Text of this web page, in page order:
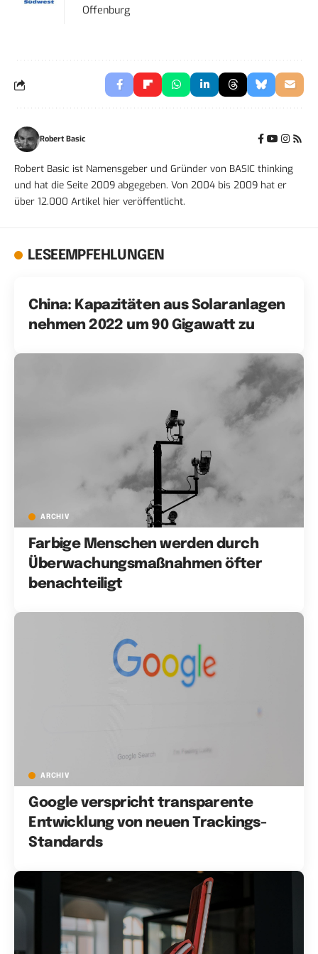
Offenburg
Robert Basic
Robert Basic ist Namensgeber und Gründer von BASIC thinking
und hat die Seite 2009 abgegeben. Von 2004 bis 2009 hat er
über 12.000 Artikel hier veröffentlicht.
LESEEMPFEHLUNGEN
China: Kapazitäten aus Solaranlagen
nehmen 2022 um 90 Gigawatt zu
ARCHIV
Farbige Menschen werden durch
Überwachungsmaßnahmen öfter
benachteiligt
ARCHIV
Google verspricht transparente
Entwicklung von neuen Trackings-
Standards